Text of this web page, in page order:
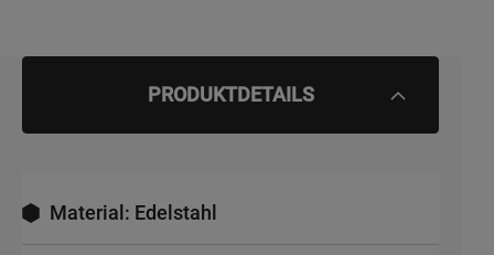
PRODUKTDETAILS
Material: Edelstahl